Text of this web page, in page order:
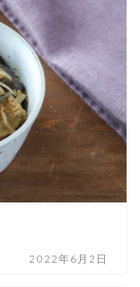
2022年6月2日